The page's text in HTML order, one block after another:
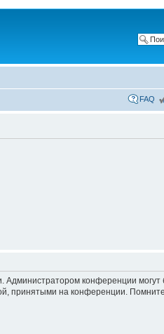
FAQ
Администратором конференции могут
принятыми на конференции.